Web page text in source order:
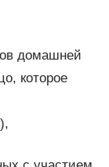
домашней
которое